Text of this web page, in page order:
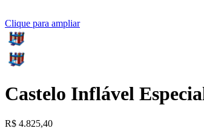
Clique para ampliar
Castelo Inflável
R$ 4.825,40